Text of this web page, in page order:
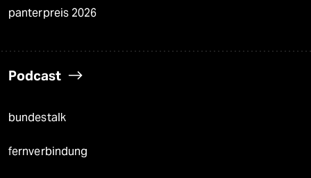
panterpreis 2026
Podcast
bundestalk
fernverbindung